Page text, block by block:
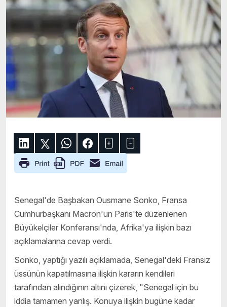
Senegal'de Başbakan Ousmane Sonko, Fransa
Cumhurbaşkanı Macron'un Paris'te düzenlenen
Büyükelçiler Konferansı'nda, Afrika'ya ilişkin bazı
açıklamalarına cevap verdi.
Sonko, yaptığı yazılı açıklamada, Senegal'deki Fransız
üssünün kapatılmasına ilişkin kararın kendileri
tarafından alındığının altını çizerek, "Senegal için bu
iddia tamamen yanlış. Konuya ilişkin bugüne kadar